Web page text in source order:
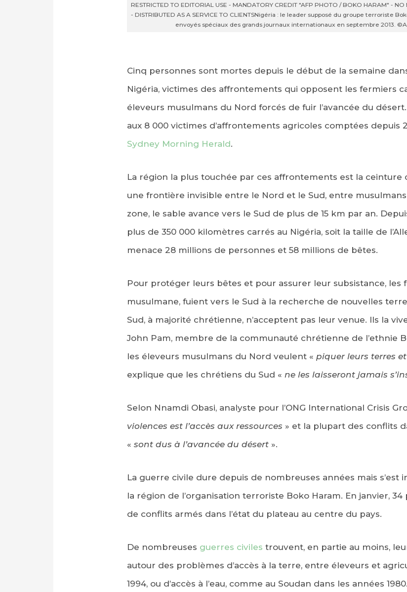
RESTRICTED TO EDITORIAL USE - MANDATORY CREDIT "AFP PHOTO / BOKO HARAM" - NO
- DISTRIBUTED AS A SERVICE TO CLIENTSNigéria : le leader supposé du groupe terroriste
envoyés spéciaux des grands journaux internationaux en septembre 2013.
Cinq personnes sont mortes depuis le début de la semaine
Nigéria, victimes des affrontements qui opposent les fermiers
éleveurs musulmans du Nord forcés de fuir l’avancée du
aux 8 000 victimes d’affrontements agricoles comptées depuis
Sydney Morning Herald.
La région la plus touchée par ces affrontements est la ceinture
une frontière invisible entre le Nord et le Sud, entre
zone, le sable avance vers le Sud de plus de 15 km par an.
plus de 350 000 kilomètres carrés au Nigéria, soit la taille de
menace 28 millions de personnes et 58 millions de bêtes.
Pour protéger leurs bêtes et pour assurer leur subsistance, les
musulmane, fuient vers le Sud à la recherche de nouvelles
Sud, à majorité chrétienne, n’acceptent pas leur venue. Ils la
John Pam, membre de la communauté chrétienne de l’ethnie
les éleveurs musulmans du Nord veulent « piquer leurs terres
explique que les chrétiens du Sud « ne les laisseront jamais
Selon Nnamdi Obasi, analyste pour l’ONG International Crisis
violences est l’accès aux ressources » et la plupart des conflits
« sont dus à l’avancée du désert».
La guerre civile dure depuis de nombreuses années mais s’est
la région de l’organisation terroriste Boko Haram. En janvier,
de conflits armés dans l’état du plateau au centre du pays.
De nombreuses guerres civiles trouvent, en partie au moins,
autour des problèmes d’accès à la terre, entre éleveurs et
1994, ou d’accès à l’eau, comme au Soudan dans les années 1980.